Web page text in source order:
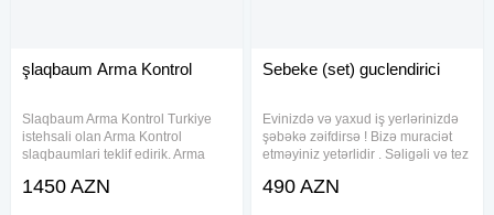
şlaqbaum Arma Kontrol
Slaqbaum Arma Kontrol Turkiye
istehsali olan Arma Kontrol
slaqbaumlari teklif edirik. Arma
xarici gorunusu ve guclu motoru
1450 AZN
Sebeke (set) guclendirici
Evinizdə və yaxud iş yerlərinizdə
şəbəkə zəifdirsə ! Bizə muraciət
etməyiniz yetərlidir . Səligəli və tez
əməkdaşlarımız ilə birgə nasazlıqı
490 AZN